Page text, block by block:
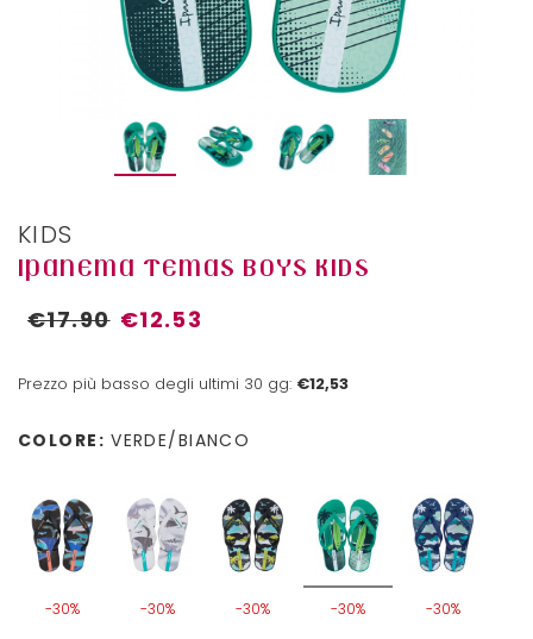
KIDS
IPANEMA TEMAS BOYS KIDS
€17.90 €12.53
Prezzo più basso degli ultimi 30 gg: €12,53
COLORE: VERDE/BIANCO
-30% -30% -30% -30% -30%